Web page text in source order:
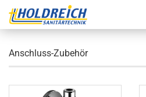
Anschluss-Zubehör